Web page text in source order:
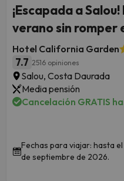
¡Escapada a
verano sin romper
Hotel California Garden
7.7 2516 opiniones
Salou, Costa Daurada
Media pensión
Cancelación GRATIS
Fechas para viajar: hasta el
de septiembre de 2026.